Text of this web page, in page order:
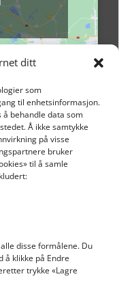
ditt
som
til enhetsinformasjon.
behandle data som
Å ikke samtykke
på visse
bruker
til å samle
disse formålene. Du
å klikke på Endre
trykke «Lagre